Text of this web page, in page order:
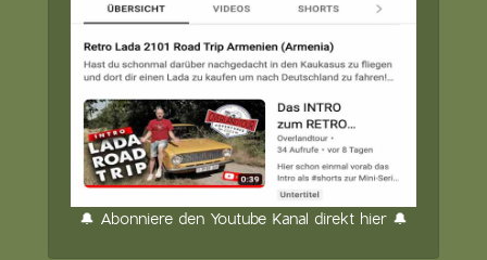
🔔 Abonniere den Youtube Kanal direkt hier 🔔